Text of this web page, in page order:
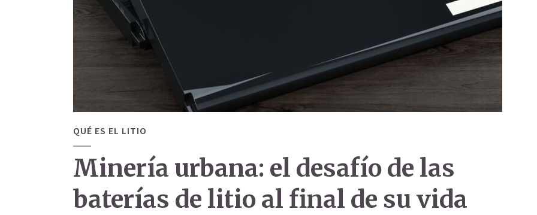
QUÉ ES EL LITIO
Minería urbana: el desafío de las
baterías de litio al final de su vida